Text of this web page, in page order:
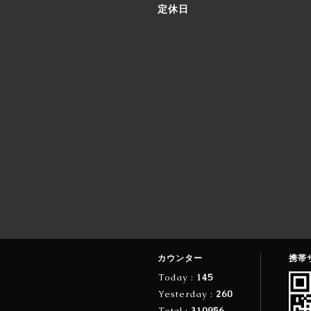
定休日
カウンター
Today : 145
Yesterday : 260
携帯